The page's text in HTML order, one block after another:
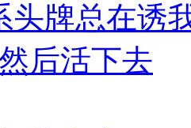
头牌总在诱
后活下去